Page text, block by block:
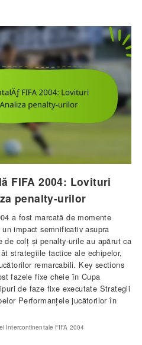
FIFA 2004: Lovituri
penalty-urilor
a fost marcată de momente
impact semnificativ asupra
de colț și penalty-urile au apărut ca
strategiile tactice ale echipelor,
remarcabili. Key sections
fazele fixe cheie în Cupa
de faze fixe executate Strategii
Performanțele jucătorilor în
Intercontinentale FIFA 2004